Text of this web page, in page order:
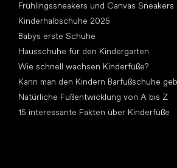
Frühlingssneakers und Canvas Sneakers
Kinderhalbschuhe 2025
Babys erste Schuhe
Hausschuhe für den Kindergarten
Wie schnell wachsen Kinderfüße?
Kann man den Kindern Barfußschuhe
Natürliche Fußentwicklung von A bis Z
15 interessante Fakten über Kinderfüße